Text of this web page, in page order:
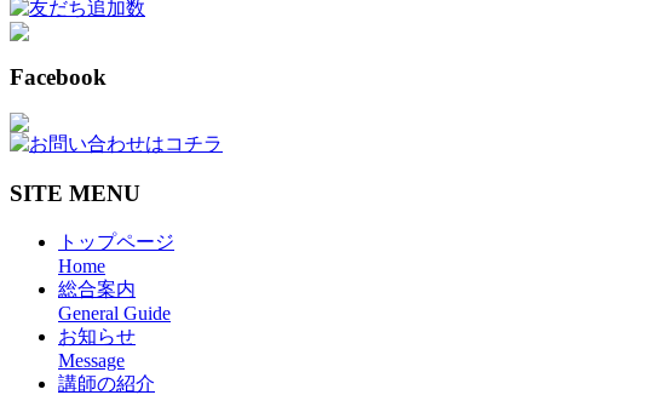
Facebook
SITE MENU
トップページ
Home
総合案内
General Guide
お知らせ
Message
講師の紹介